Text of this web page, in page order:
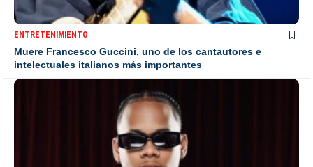
ENTRETENIMIENTO
Muere Francesco Guccini, uno de los cantautores e
intelectuales italianos más importantes